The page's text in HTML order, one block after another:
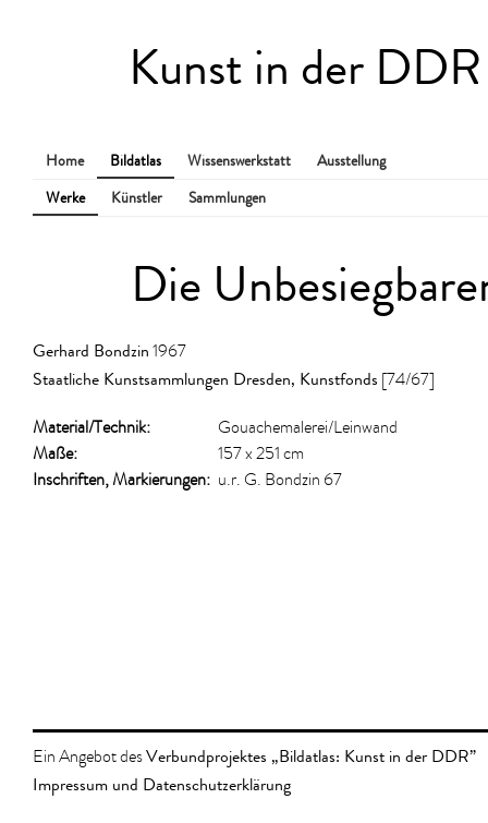
Kunst in der DDR
Home Bildatlas Wissenswerkstatt
Ausstellung
Werke
Künstler Sammlungen
Die
Gerhard Bondzin 1967
Staatliche Kunstsammlungen Dresden, Kunstfonds [74/67]
Material/​Technik:
Gouachemalerei/Leinwand
Maße:
157 x 251 cm
Inschriften, Markierungen: u.r. G. Bondzin 67
Ein Angebot desVerbundprojektes „Bildatlas: Kunst in der DDR”
Impressum und Datenschutzerklärung